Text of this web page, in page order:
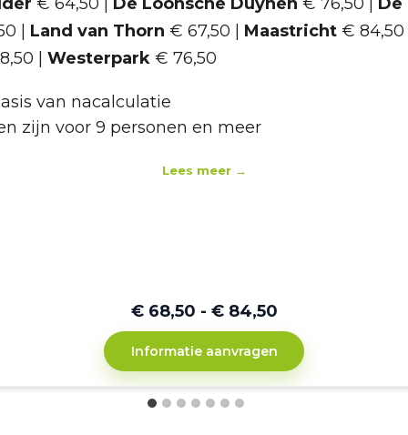
| Land van Thorn € 67,50 | Maastricht € 84,50
| Westerpark € 76,50
van nacalculatie
zijn voor 9 personen en meer
Lees meer →
€ 68,50 - € 84,50
Informatie aanvragen